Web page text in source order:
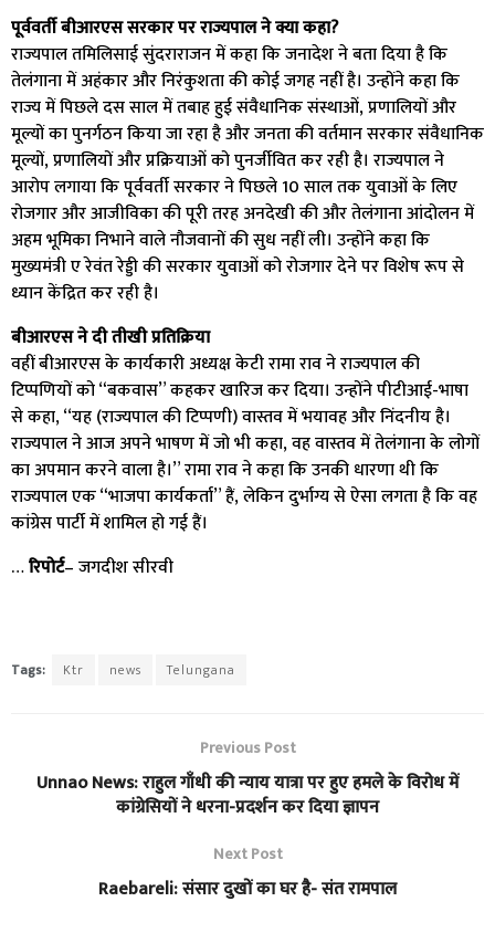
पूर्ववर्ती बीआरएस सरकार पर राज्यपाल ने क्या कहा?
राज्यपाल तमिलिसाई सुंदराराजन में कहा कि जनादेश ने बता दिया है कि
तेलंगाना में अहंकार और निरंकुशता की कोई जगह नहीं है। उन्होंने कहा कि
राज्य में पिछले दस साल में तबाह हुई संवैधानिक संस्थाओं, प्रणालियों और
मूल्यों का पुनर्गठन किया जा रहा है और जनता की वर्तमान सरकार संवैधानिक
मूल्यों, प्रणालियों और प्रक्रियाओं को पुनर्जीवित कर रही है। राज्यपाल ने
आरोप लगाया कि पूर्ववर्ती सरकार ने पिछले 10 साल तक युवाओं के लिए
रोजगार और आजीविका की पूरी तरह अनदेखी की और तेलंगाना आंदोलन में
अहम भूमिका निभाने वाले नौजवानों की सुध नहीं ली। उन्होंने कहा कि
मुख्यमंत्री ए रेवंत रेड्डी की सरकार युवाओं को रोजगार देने पर विशेष रूप से
ध्यान केंद्रित कर रही है।
बीआरएस ने दी तीखी प्रतिक्रिया
वहीं बीआरएस के कार्यकारी अध्यक्ष केटी रामा राव ने राज्यपाल की
टिप्पणियों को “बकवास” कहकर खारिज कर दिया। उन्होंने पीटीआई-भाषा
से कहा, ‘‘यह (राज्यपाल की टिप्पणी) वास्तव में भयावह और निंदनीय है।
राज्यपाल ने आज अपने भाषण में जो भी कहा, वह वास्तव में तेलंगाना के लोगों
का अपमान करने वाला है।” रामा राव ने कहा कि उनकी धारणा थी कि
राज्यपाल एक “भाजपा कार्यकर्ता” हैं, लेकिन दुर्भाग्य से ऐसा लगता है कि वह
कांग्रेस पार्टी में शामिल हो गई हैं।
…रिपोर्ट– जगदीश सीरवी
Tags: Ktr news Telungana
Previous Post
Unnao News: राहुल गाँधी की न्याय यात्रा पर हुए हमले के विरोध में
कांग्रेसियों ने धरना-प्रदर्शन कर दिया ज्ञापन
Next Post
Raebareli: संसार दुखों का घर है- संत रामपाल